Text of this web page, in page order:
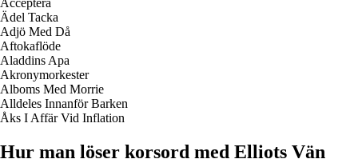
Ädel Tacka
Adjö Med Då
Aftokaflöde
Aladdins Apa
Akronymorkester
Alboms Med Morrie
Alldeles Innanför Barken
Åks I Affär Vid Inflation
Hur man löser korsord med Elliots Vän